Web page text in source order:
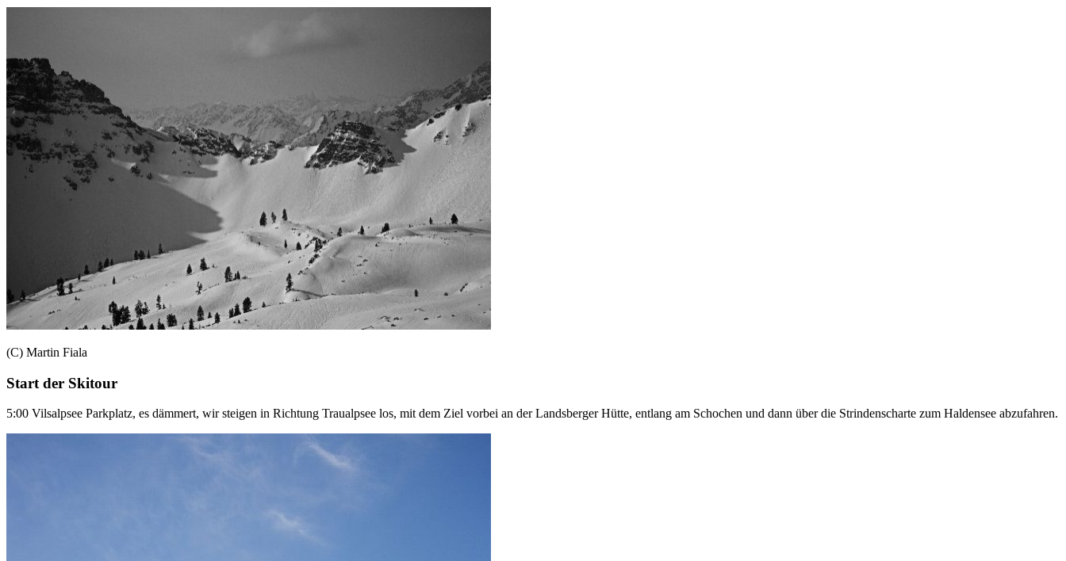
(C) Martin Fiala
Start der Skitour
5:00 Vilsalpsee Parkplatz, es dämmert, wir steigen in Richtung Traualpsee los, mit dem Ziel vorbei an der Landsberger Hütte, entlang am Schochen und dann über die Strindenscharte zum Haldensee abzufahren.